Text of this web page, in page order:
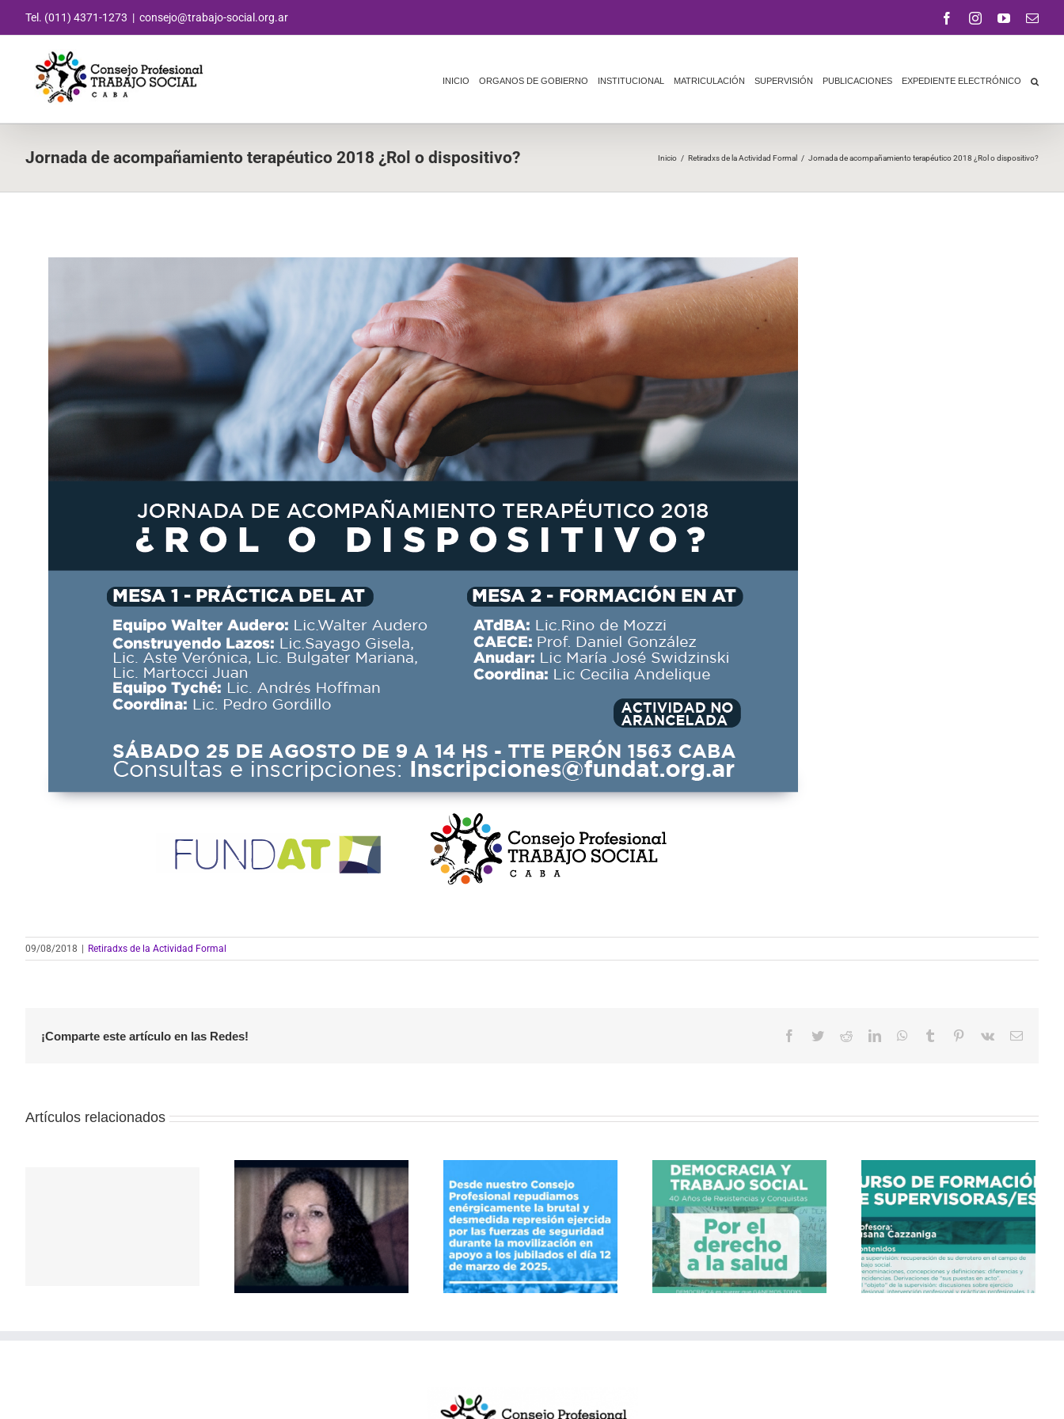
Tel. (011) 4371-1273 | consejo@trabajo-social.org.ar FacebookInstagramYouTube
INICIO ORGANOS DE GOBIERNO INSTITUCIONAL MATRICULACIÓN SUPERVISIÓN PUBLICACIONES EXPEDIENTE ELECTRÓNICO
Jornada de acompañamiento terapéutico 2018 ¿Rol o dispositivo? Inicio / Retiradxs de la Actividad Formal / Jornada de acompañamiento terapéutico 2018 ¿Rol o dispositivo?
09/08/2018 Retiradxs de la Actividad Formal
¡Comparte este artículo en las Redes! Facebook
TwitterRedditLinkedInWhatsApp
Tumblr Pinterest
Vk
Correo
Artículos relacionados
Repudio a la represión
40 Años de Resistencias
y Conquistas por el
derecho a la salud
CURSO DE FORMACIÓN
DE SUPERVISORAS